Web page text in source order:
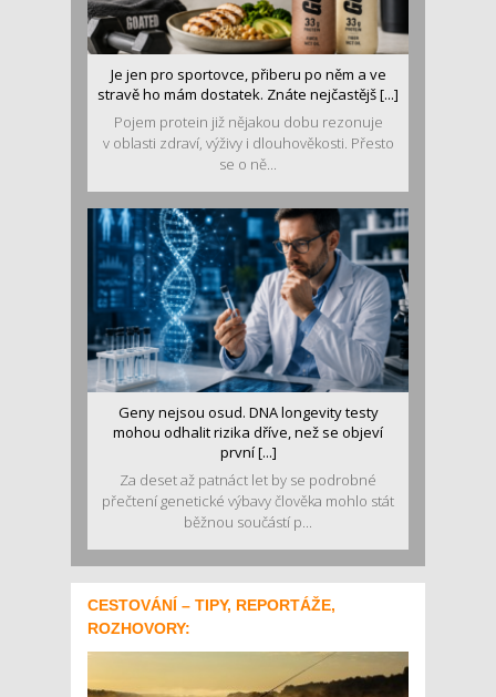
Je jen pro sportovce, přiberu po něm a ve
stravě ho mám dostatek. Znáte nejčastějš [...]
Pojem protein již nějakou dobu rezonuje
v oblasti zdraví, výživy i dlouhověkosti. Přesto
se o ně...
Geny nejsou osud. DNA longevity testy
mohou odhalit rizika dříve, než se objeví
první [...]
Za deset až patnáct let by se podrobné
přečtení genetické výbavy člověka mohlo stát
běžnou součástí p...
CESTOVÁNÍ – TIPY, REPORTÁŽE,
ROZHOVORY: